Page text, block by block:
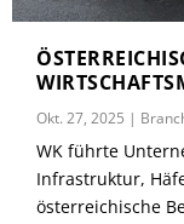
Okt. 27, 2025 |
WK führte
Infrastruktur,
österreichische